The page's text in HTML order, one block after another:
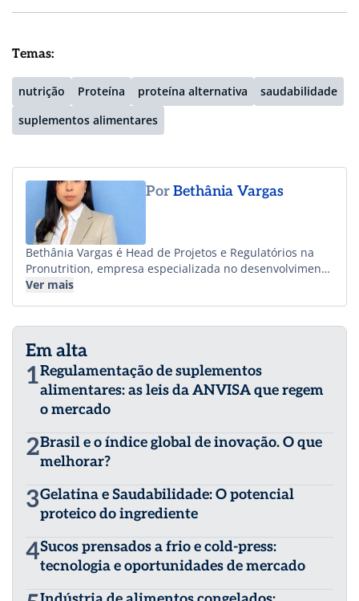
Temas:
nutrição Proteína proteína alternativa
saudabilidade
suplementos alimentares
PorBethânia Vargas
Bethânia Vargas é Head de Projetos e Regulatórios na
Pronutrition, empresa especializada no desenvolvimento
de suplementos, alimentos e bebidas saudáveis e
multinacionais da indústria de bens e consumo,
medicamentos e nutrição. É Farmacêutica pela UFRGS,
com mestrado em Ciências Farmacêuticas e
especializada pela IESE Business School, combinando
rigor técnico e visão estratégica para impulsionar
Ver mais
Em alta
1Regulamentação de suplementos
alimentares: as leis da ANVISA que regem
o mercado
2Brasil e o índice global de inovação. O que
melhorar?
3Gelatina e Saudabilidade: O potencial
proteico do ingrediente
4Sucos prensados a frio e cold-press:
tecnologia e oportunidades de mercado